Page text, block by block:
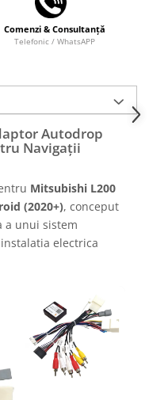
Comenzi & Consultanță
Telefonic / WhatsAPP
Autodrop
Navigații
Mitsubishi L200
(2020+), conceput
a unui sistem
electrica